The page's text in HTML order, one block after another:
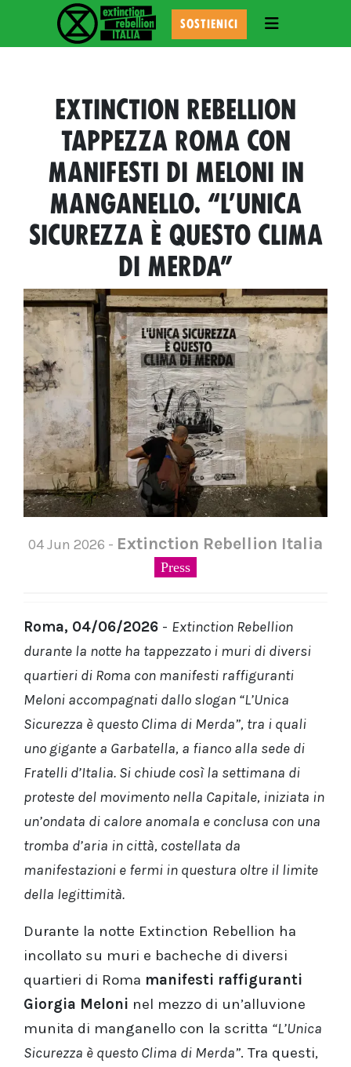
SOSTIENICI TOGGLE
EXTINCTION REBELLION
TAPPEZZA ROMA CON
MANIFESTI DI MELONI IN
MANGANELLO. “L’UNICA
SICUREZZA È QUESTO CLIMA
DI MERDA”
04 Jun 2026 - Extinction Rebellion Italia
Press
Roma, 04/06/2026 - Extinction Rebellion
durante la notte ha tappezzato i muri di diversi
quartieri di Roma con manifesti raffiguranti
Meloni accompagnati dallo slogan “L’Unica
Sicurezza è questo Clima di Merda”, tra i quali
uno gigante a Garbatella, a fianco alla sede di
Fratelli d’Italia. Si chiude così la settimana di
proteste del movimento nella Capitale, iniziata in
un’ondata di calore anomala e conclusa con una
tromba d’aria in città, costellata da
manifestazioni e fermi in questura oltre il limite
della legittimità.
Durante la notte Extinction Rebellion ha
incollato su muri e bacheche di diversi
quartieri di Roma manifesti raffiguranti
Giorgia Meloni nel mezzo di un’alluvione
munita di manganello con la scritta “L’Unica
Sicurezza è questo Clima di Merda”. Tra questi,